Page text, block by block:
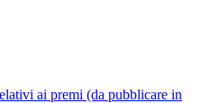
ai premi (da pubblicare in